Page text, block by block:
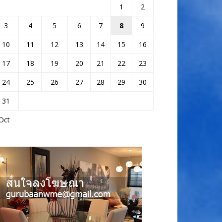
1
2
3
4 5 6 7 8
9
10
11 12 13 14 15
16
17
18 19 20 21 22
23
24
25 26 27 28 29
30
31